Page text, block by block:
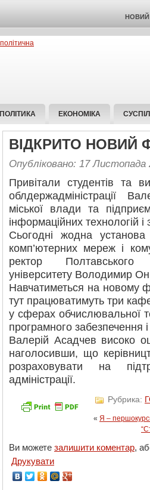
НОВИЙ
ПОЛІТИКА ЕКОНОМІКА
ВІДКРИТО НОВИЙ
Опубліковано: 17 Листопада
Привітали студентів та
облдержадміністрації
міської влади та
інформаційних технологій і
Сьогодні жодна
комп’ютерних мереж і
ректор Полтавського
університету Володимир
Навчатиметься на новому
тут працюватимуть три
у сферах обчислювальної
програмного забезпечення і
Валерій Асадчев високо
наголосивши, що
розраховувати на
адміністрації.
Рубрика:
« Я –
Ви можете залишити коментар,
Друкувати